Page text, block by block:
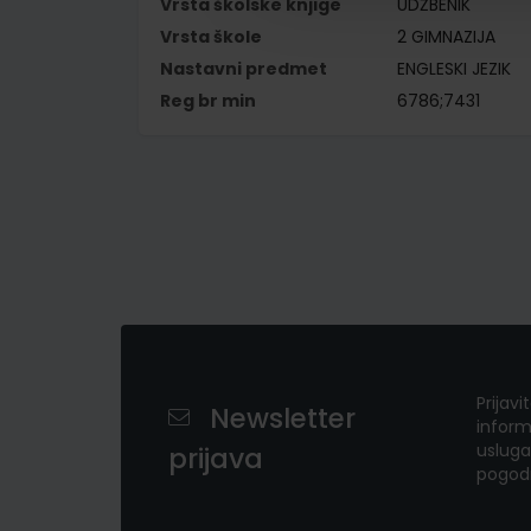
Vrsta školske knjige
UDŽBENIK
Vrsta škole
2 GIMNAZIJA
Nastavni predmet
ENGLESKI JEZIK
Reg br min
6786;7431
Newsletter
prijava